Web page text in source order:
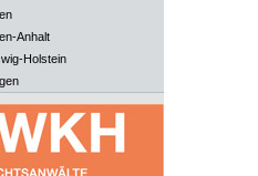
Anhalt
Holstein